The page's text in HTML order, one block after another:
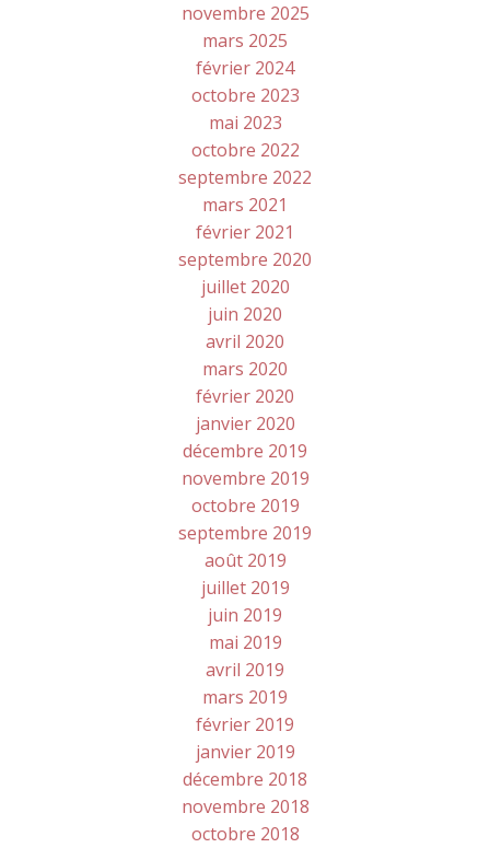
novembre 2025
mars 2025
février 2024
octobre 2023
mai 2023
octobre 2022
septembre 2022
mars 2021
février 2021
septembre 2020
juillet 2020
juin 2020
avril 2020
mars 2020
février 2020
janvier 2020
décembre 2019
novembre 2019
octobre 2019
septembre 2019
août 2019
juillet 2019
juin 2019
mai 2019
avril 2019
mars 2019
février 2019
janvier 2019
décembre 2018
novembre 2018
octobre 2018